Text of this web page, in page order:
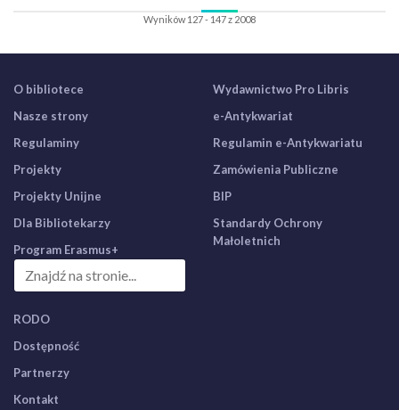
Wyników 127 - 147 z 2008
O bibliotece
Nasze strony
Regulaminy
Projekty
Projekty Unijne
Dla Bibliotekarzy
Program Erasmus+
Wydawnictwo Pro Libris
e-Antykwariat
Regulamin e-Antykwariatu
Zamówienia Publiczne
BIP
Standardy Ochrony
Małoletnich
RODO
Dostępność
Partnerzy
Kontakt